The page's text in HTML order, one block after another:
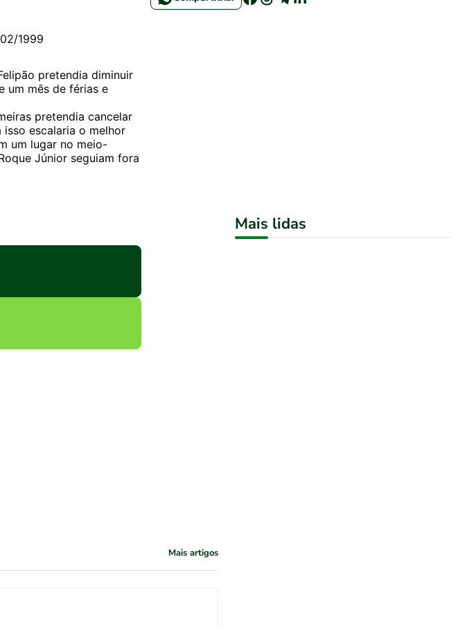
pretendia diminuir
um mês de férias e
pretendia cancelar
escalaria o melhor
um lugar no meio-
Júnior seguiam fora
Mais lidas
Mais artigos